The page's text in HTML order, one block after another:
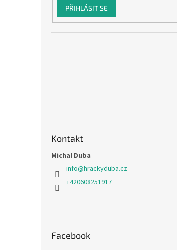
PŘIHLÁSIT SE
Kontakt
Michal Duba
info@hrackyduba.cz
+420608251917
Facebook